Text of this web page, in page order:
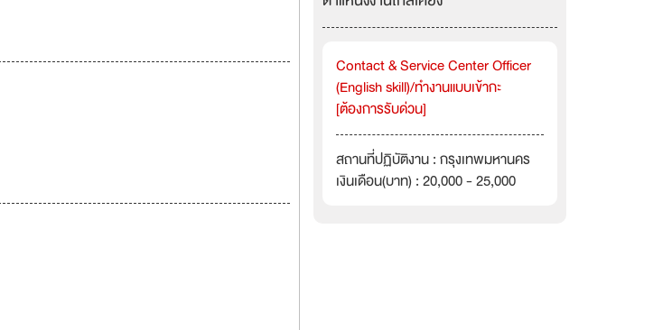
Contact & Service Center Officer
(English skill)/ทำงานแบบเข้ากะ
[ต้องการรับด่วน]
สถานที่ปฏิบัติงาน : กรุงเทพมหานคร
เงินเดือน(บาท) : 20,000 - 25,000